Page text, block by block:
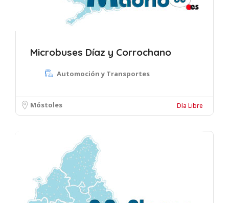
Microbuses Díaz y Corrochano
Automoción y Transportes
Móstoles Día Libre